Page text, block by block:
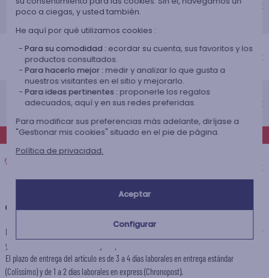
Recepción prevista el
Lunes 17 de agosto 2026
4,75 €
Entrega económico a domicilio
Recepción prevista el
Lunes 17 de agosto 2026
4,95 €
Entrega estándar a domicilio
Recepción prevista el
Miércoles 12 de agosto 2026
9,95 €
EXPRÉS
Entrega exprés a domicilio
Martes 11 de agosto 2026
14,95 €
Otras destinaciones +
El plazo de preparación de este articulo es de 2 días laborables con la entrega estándar
y de 1 día laborable con la entrega express.
El plazo de entrega del artículo es de 3 a 4 días laborales en entrega estándar
(Colissimo) y de 1 a 2 días laborales en express (Chronopost).
poco a ciegas, y usted también.
He aquí por qué utilizamos cookies :
Para su comodidad : ecordar su cuenta, sus favoritos y los
productos consultados.
Para hacerlo mejor : medir y analizar lo que gusta a
nuestros visitantes en el sitio y mejorarlo.
Para ideas pertinentes : proponerle los regalos
adecuados, aquí y en sus redes preferidas.
Para modificar sus preferencias más adelante, diríjase a
"Gestionar mis cookies" situado en el pie de página.
Política de privacidad.
Aceptar
Configurar